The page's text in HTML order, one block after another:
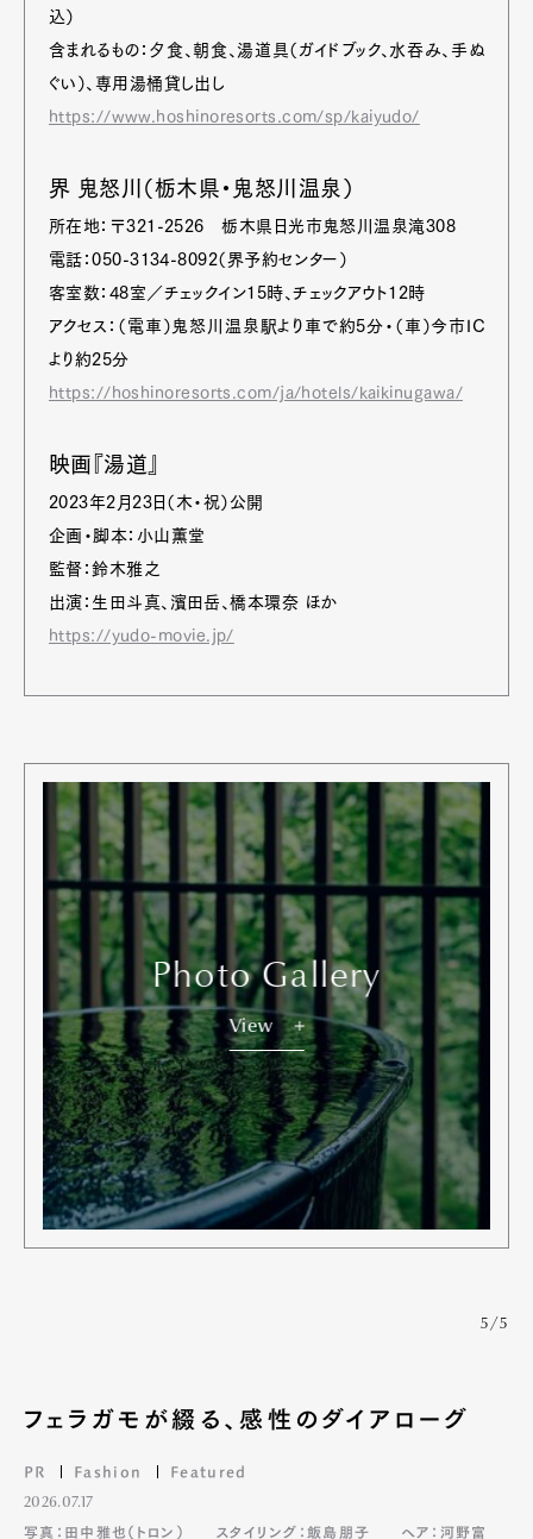
込）
含まれるもの：夕食、朝食、湯道具（ガイドブック、水吞み、手ぬ
ぐい）、専用湯桶貸し出し
https://www.hoshinoresorts.com/sp/kaiyudo/
界 鬼怒川（栃木県・鬼怒川温泉）
所在地：〒321-2526 栃木県日光市鬼怒川温泉滝308
電話：050-3134-8092（界予約センター）
客室数：48室／チェックイン15時、チェックアウト12時
アクセス：（電車）鬼怒川温泉駅より車で約5分・（車）今市IC
より約25分
https://hoshinoresorts.com/ja/hotels/kaikinugawa/
映画『湯道』
2023年2月23日（木・祝）公開
企画・脚本：小山薫堂
監督：鈴木雅之
出演：生田斗真、濱田岳、橋本環奈 ほか
https://yudo-movie.jp/
Photo Gallery
View
5/5
フェラガモが綴る、感性のダイアローグ
PR Fashion Featured
2026.07.17
写真：田中雅也（トロン）
スタイリング：飯島朋子 ヘア：河野富